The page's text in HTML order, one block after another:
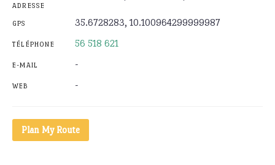
ADRESSE
GPS 35.6728283, 10.100964299999987
TÉLÉPHONE 56 518 621
E-MAIL -
WEB -
Plan My Route